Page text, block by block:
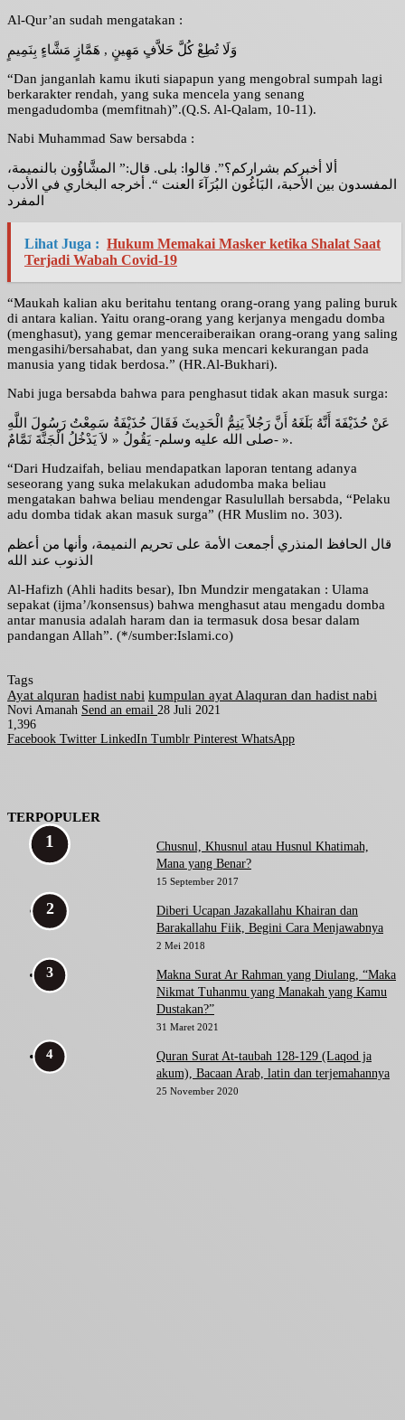
Al-Qur’an sudah mengatakan :
وَلَا تُطِعْ كُلَّ حَلاَّفٍ مَهِينٍ , هَمَّازٍ مَشَّاءٍ بِنَمِيمٍ
“Dan janganlah kamu ikuti siapapun yang mengobral sumpah lagi
berkarakter rendah, yang suka mencela yang senang
mengadudomba (memfitnah)”.(Q.S. Al-Qalam, 10-11).
Nabi Muhammad Saw bersabda :
ألا أخبركم بشراركم؟”. قالوا: بلى. قال:” المشَّاؤُون بالنميمة،
المفسدون بين الأحبة، البَاغُون البُرَآءَ العنت “. أخرجه البخاري في الأدب
المفرد
Lihat Juga : Hukum Memakai Masker ketika Shalat Saat
Terjadi Wabah Covid-19
“Maukah kalian aku beritahu tentang orang-orang yang paling buruk
di antara kalian. Yaitu orang-orang yang kerjanya mengadu domba
(menghasut), yang gemar menceraiberaikan orang-orang yang saling
mengasihi/bersahabat, dan yang suka mencari kekurangan pada
manusia yang tidak berdosa.” (HR.Al-Bukhari).
Nabi juga bersabda bahwa para penghasut tidak akan masuk surga:
عَنْ حُذَيْفَةَ أَنَّهُ بَلَغَهُ أَنَّ رَجُلاً يَنِمُّ الْحَدِيثَ فَقَالَ حُذَيْفَةُ سَمِعْتُ رَسُولَ اللَّهِ
-صلى الله عليه وسلم- يَقُولُ « لاَ يَدْخُلُ الْجَنَّةَ نَمَّامٌ ».
“Dari Hudzaifah, beliau mendapatkan laporan tentang adanya
seseorang yang suka melakukan adudomba maka beliau
mengatakan bahwa beliau mendengar Rasulullah bersabda, “Pelaku
adu domba tidak akan masuk surga” (HR Muslim no. 303).
قال الحافظ المنذري أجمعت الأمة على تحريم النميمة، وأنها من أعظم
الذنوب عند الله
Al-Hafizh (Ahli hadits besar), Ibn Mundzir mengatakan : Ulama
sepakat (ijma’/konsensus) bahwa menghasut atau mengadu domba
antar manusia adalah haram dan ia termasuk dosa besar dalam
pandangan Allah”. (*/sumber:Islami.co)
Tags
Ayat alquran hadist nabi kumpulan ayat Alaquran dan hadist nabi
Novi Amanah Send an email 28 Juli 2021
1,396
Facebook Twitter LinkedIn Tumblr Pinterest WhatsApp
TERPOPULER
Chusnul, Khusnul atau Husnul Khatimah,
Mana yang Benar?
15 September 2017
Diberi Ucapan Jazakallahu Khairan dan
Barakallahu Fiik, Begini Cara Menjawabnya
2 Mei 2018
Makna Surat Ar Rahman yang Diulang, “Maka
Nikmat Tuhanmu yang Manakah yang Kamu
Dustakan?”
31 Maret 2021
Quran Surat At-taubah 128-129 (Laqod ja
akum), Bacaan Arab, latin dan terjemahannya
25 November 2020